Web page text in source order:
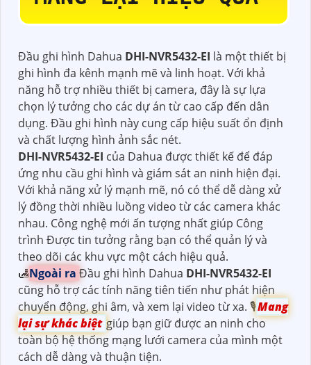
Đầu ghi hình Dahua DHI-NVR5432-EI là một thiết bị
ghi hình đa kênh mạnh mẽ và linh hoạt. Với khả
năng hỗ trợ nhiều thiết bị camera, đây là sự lựa
chọn lý tưởng cho các dự án từ cao cấp đến dân
dụng. Đầu ghi hình này cung cấp hiệu suất ổn định
và chất lượng hình ảnh sắc nét.
DHI-NVR5432-EI của Dahua được thiết kế để đáp
ứng nhu cầu ghi hình và giám sát an ninh hiện đại.
Với khả năng xử lý mạnh mẽ, nó có thể dễ dàng xử
lý đồng thời nhiều luồng video từ các camera khác
nhau. Công nghệ mới ấn tượng nhất giúp Công
trình Được tin tưởng rằng bạn có thể quản lý và
theo dõi các khu vực một cách hiệu quả.
🛃Ngoài ra Đầu ghi hình Dahua DHI-NVR5432-EI
cũng hỗ trợ các tính năng tiên tiến như phát hiện
chuyển động, ghi âm, và xem lại video từ xa. 🎙Mang
lại sự khác biệt giúp bạn giữ được an ninh cho
toàn bộ hệ thống mạng lưới camera của mình một
cách dễ dàng và thuận tiện.